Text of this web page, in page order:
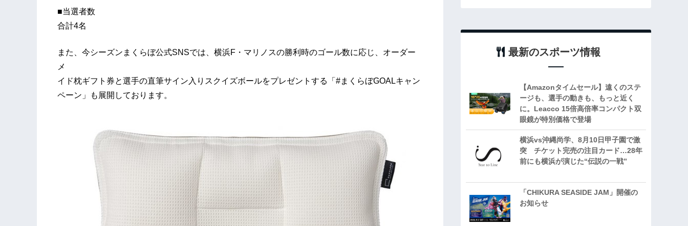
■当選者数
合計4名
また、今シーズンまくらぼ公式SNSでは、横浜F・マリノスの勝利時のゴール数に応じ、オーダー
メ
イド枕ギフト券と選手の直筆サイン入りスクイズボールをプレゼントする「#まくらぼGOALキャン
ペーン」も展開しております。
最新のスポーツ情報
【Amazonタイムセール】遠くのステ
ージも、選手の動きも、もっと近く
に。Leacco 15倍高倍率コンパクト双
眼鏡が特別価格で登場
横浜vs沖縄尚学、8月10日甲子園で激
突 チケット完売の注目カード…28年
前にも横浜が演じた“伝説の一戦”
「CHIKURA SEASIDE JAM」開催の
お知らせ